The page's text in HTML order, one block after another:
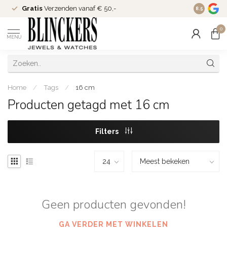
Gratis Verzenden vanaf € 50,- Since
8.5
MENU
0
Home / Tags / 16 cm
Producten getagd met 16 cm
Filters
Geen producten gevonden!
GA VERDER MET WINKELEN